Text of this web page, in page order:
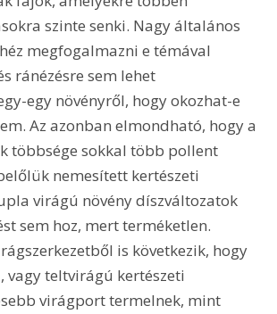
szinte senki. Nagy általános
megfogalmazni e témával
ránézésre sem lehet
egy növényről, hogy okozhat-e
Az azonban elmondható, hogy a
többsége sokkal több pollent
nemesített kertészeti
virágú növény díszváltozatok
sem hoz, mert terméketlen.
is következik, hogy
vagy teltvirágú kertészeti
virágport termelnek, mint